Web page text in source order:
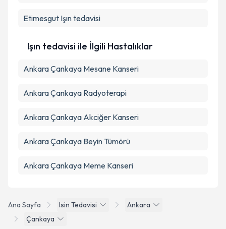
Ana Sayfa Isin Tedavisi
Ankara
Çankaya
Etimesgut Işın tedavisi
Işın tedavisi ile İlgili Hastalıklar
Ankara Çankaya Mesane Kanseri
Ankara Çankaya Radyoterapi
Ankara Çankaya Akciğer Kanseri
Ankara Çankaya Beyin Tümörü
Ankara Çankaya Meme Kanseri